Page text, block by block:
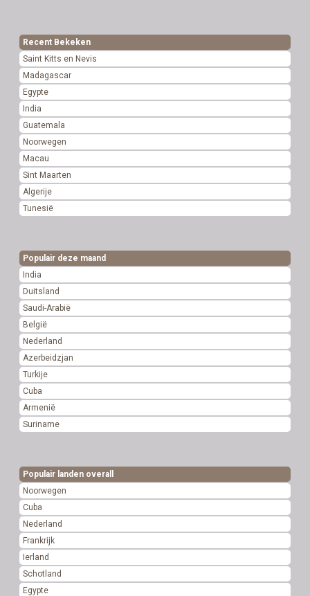
Recent Bekeken
Saint Kitts en Nevis
Madagascar
Egypte
India
Guatemala
Noorwegen
Macau
Sint Maarten
Algerije
Tunesië
Populair deze maand
India
Duitsland
Saudi-Arabië
België
Nederland
Azerbeidzjan
Turkije
Cuba
Armenië
Suriname
Populair landen overall
Noorwegen
Cuba
Nederland
Frankrijk
Ierland
Schotland
Egypte